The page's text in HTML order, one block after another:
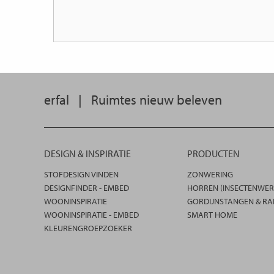
erfal | Ruimtes nieuw beleven
DESIGN & INSPIRATIE
STOFDESIGN VINDEN
DESIGNFINDER - EMBED
WOONINSPIRATIE
WOONINSPIRATIE - EMBED
KLEURENGROEPZOEKER
PRODUCTEN
ZONWERING
HORREN
GORDIJNSTANGEN &
SMART HOME